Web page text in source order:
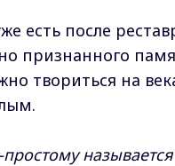
есть после
признанного
твориться на
простому